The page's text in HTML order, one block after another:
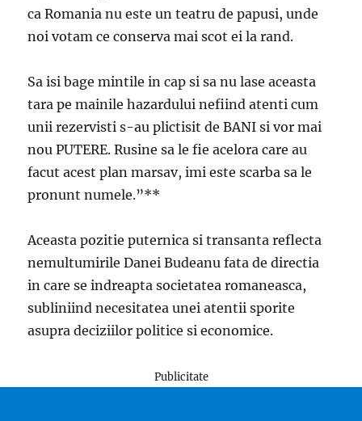
ca Romania nu este un teatru de papusi, unde
noi votam ce conserva mai scot ei la rand.
Sa isi bage mintile in cap si sa nu lase aceasta
tara pe mainile hazardului nefiind atenti cum
unii rezervisti s-au plictisit de BANI si vor mai
nou PUTERE. Rusine sa le fie acelora care au
facut acest plan marsav, imi este scarba sa le
pronunt numele.”**
Aceasta pozitie puternica si transanta reflecta
nemultumirile Danei Budeanu fata de directia
in care se indreapta societatea romaneasca,
subliniind necesitatea unei atentii sporite
asupra deciziilor politice si economice.
Publicitate